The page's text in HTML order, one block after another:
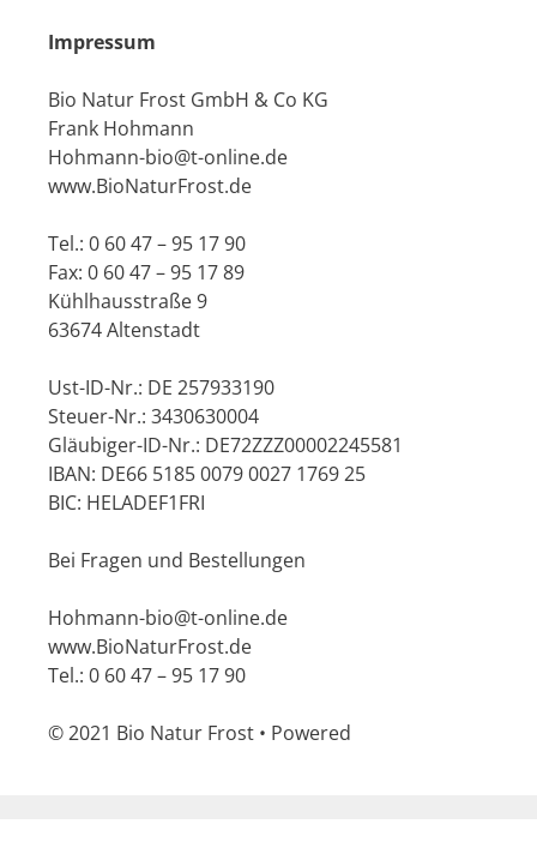
Impressum
Bio Natur Frost GmbH & Co KG
Frank Hohmann
Hohmann-bio@t-online.de
www.BioNaturFrost.de
Tel.: 0 60 47 – 95 17 90
Fax: 0 60 47 – 95 17 89
Kühlhausstraße 9
63674 Altenstadt
Ust-ID-Nr.: DE 257933190
Steuer-Nr.: 3430630004
Gläubiger-ID-Nr.: DE72ZZZ00002245581
IBAN: DE66 5185 0079 0027 1769 25
BIC: HELADEF1FRI
Bei Fragen und Bestellungen
Hohmann-bio@t-online.de
www.BioNaturFrost.de
Tel.: 0 60 47 – 95 17 90
© 2021 Bio Natur Frost • Powered